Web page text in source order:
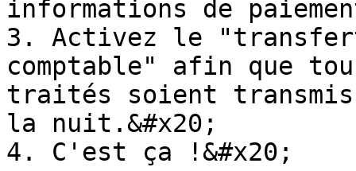
informations de
3. Activez le
comptable" afin que
traités soient transmis
la nuit.&#x20;
4. C'est ça !&#x20;